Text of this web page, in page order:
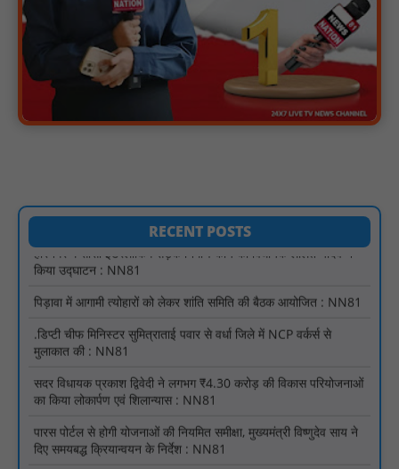
RECENT POSTS
रेजिडेंट डॉक्टरों का शांतिपूर्ण आंदोलन जारी, सभी रेजिडेंट्स का लंबित वेतन
जारी होने तक संघर्ष रहेगा : NN81
टिमरनी नगर व आसपास के ग्रामीण क्षेत्रों के स्कूल वाहन चालकों ने
तहसीलदार को सौंपा ज्ञापन, आज हड़ताल पर रहे सभी वाहन चालक : NN81
मस्तूरी जनपद पंचायत में 131 सरपंचों का प्रशिक्षण संपन्न, वीबी-जी राम-जी
किया उद्घाटन : NN81
पिड़ावा में आगामी त्योहारों को लेकर शांति समिति की बैठक आयोजित : NN81
.डिप्टी चीफ मिनिस्टर सुमित्राताई पवार से वर्धा जिले में NCP वर्कर्स से
का किया लोकार्पण एवं शिलान्यास : NN81
पारस पोर्टल से होगी योजनाओं की नियमित समीक्षा, मुख्यमंत्री विष्णुदेव साय ने
दिए समयबद्ध क्रियान्वयन के निर्देश : NN81
सुरक्षा और सुविधा : NN81